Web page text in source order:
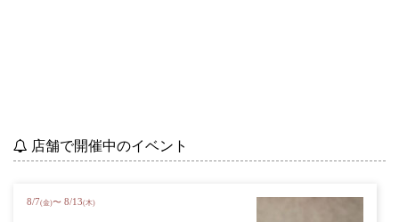
店舗で開催中のイベント
8/7(金)〜 8/13(木)